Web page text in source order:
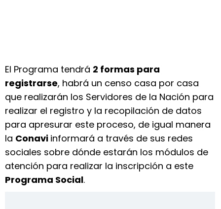
El Programa tendrá 2 formas para
registrarse, habrá un censo casa por casa
que realizarán los Servidores de la Nación para
realizar el registro y la recopilación de datos
para apresurar este proceso, de igual manera
la Conavi informará a través de sus redes
sociales sobre dónde estarán los módulos de
atención para realizar la inscripción a este
Programa Social.